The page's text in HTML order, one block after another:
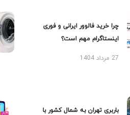
چرا خرید فالوور ایرانی و فوری
اینستاگرام مهم است؟
27 مرداد 1404
باربری تهران به شمال کشور با